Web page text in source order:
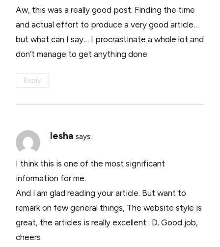
Aw, this was a really good post. Finding the time
and actual effort to produce a very good article…
but what can I say… I procrastinate a whole lot and
don’t manage to get anything done.
Reply
Iesha says:
I think this is one of the most significant
information for me.
And i am glad reading your article. But want to
remark on few general things, The website style is
great, the articles is really excellent : D. Good job,
cheers